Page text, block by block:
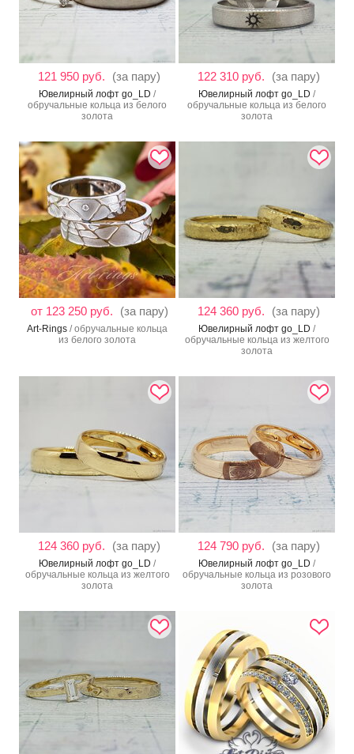
121 950 руб. (за пару)
Ювелирный лофт go_LD /
обручальные кольца из белого
золота
122 310 руб. (за пару)
Ювелирный лофт go_LD /
обручальные кольца из белого
золота
от 123 250 руб. (за пару)
Art-Rings / обручальные кольца
из белого золота
124 360 руб. (за пару)
Ювелирный лофт go_LD /
обручальные кольца из желтого
золота
124 360 руб. (за пару)
Ювелирный лофт go_LD /
обручальные кольца из желтого
золота
124 790 руб. (за пару)
Ювелирный лофт go_LD /
обручальные кольца из розового
золота